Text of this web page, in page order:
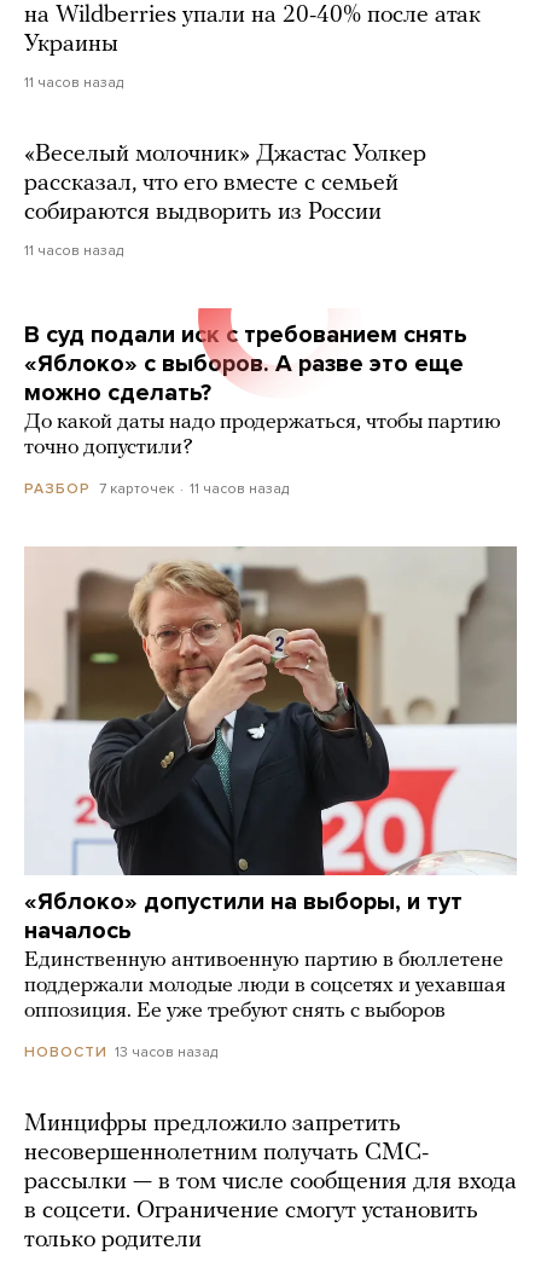
на Wildberries упали на 20-40% после атак
Украины
11 часов назад
«Веселый молочник» Джастас Уолкер
рассказал, что его вместе с семьей
собираются выдворить из России
11 часов назад
В суд подали иск с требованием снять
«Яблоко» с выборов. А разве это еще
можно сделать?
До какой даты надо продержаться, чтобы партию
точно допустили?
РАЗБОР 7 карточек 11 часов назад
«Яблоко» допустили на выборы, и тут
началось
Единственную антивоенную партию в бюллетене
поддержали молодые люди в соцсетях и уехавшая
оппозиция. Ее уже требуют снять с выборов
НОВОСТИ 13 часов назад
Минцифры предложило запретить
несовершеннолетним получать СМС-
рассылки — в том числе сообщения для входа
в соцсети. Ограничение смогут установить
только родители